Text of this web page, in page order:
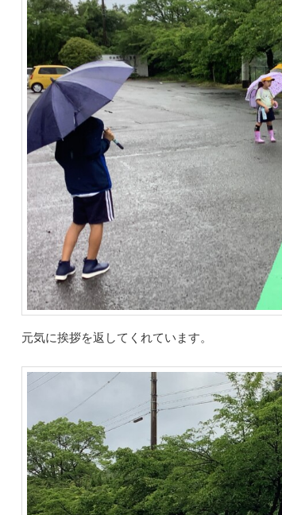
元気に挨拶を返してくれています。